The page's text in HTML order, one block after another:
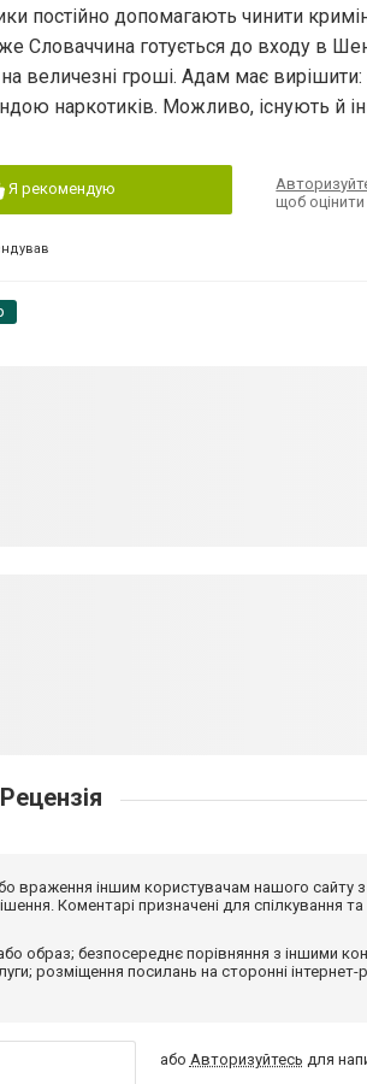
постійно допомагають чинити
готується до входу в
величезні гроші. Адам має
наркотиків. Можливо, існують й
Я рекомендую
щоб
Рецензія
враження іншим користувачам нашого сайту
Коментарі призначені для спілкування
образ; безпосереднє порівняння з іншими
розміщення посилань на сторонні
або Авторизуйтесь для